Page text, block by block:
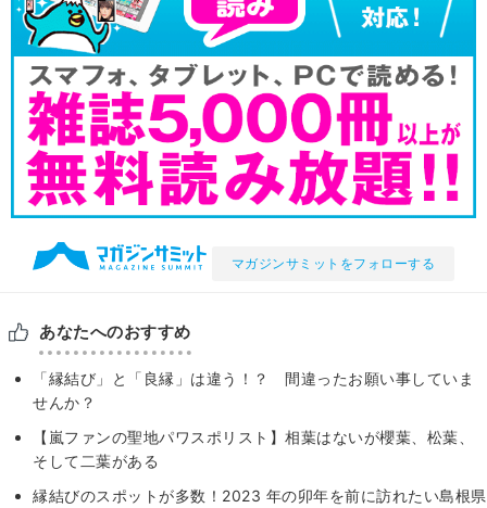
マガジンサミットをフォローする
あなたへのおすすめ
「縁結び」と「良縁」は違う！？ 間違ったお願い事していま
せんか？
【嵐ファンの聖地パワスポリスト】相葉はないが櫻葉、松葉、
そして二葉がある
縁結びのスポットが多数！2023 年の卯年を前に訪れたい島根県